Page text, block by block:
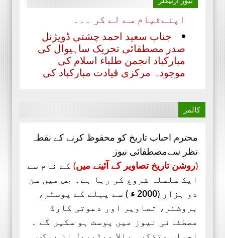
اپنےقیام سے لے کر ۔۔۔
جناب سعید احمد چشتی ڈویژنل
صدر مصطفائی تحریک ساہیوال کی
مبارکباد انجمن طلباء اسلام کی
موجودہ مرکزی قیادت مبارکباد کی
مستحق ہے۔ کہ جنہوں نے حیی علی
الفلاح،
کالمز
محترم احباب تاریخ کو محفوظ کرنے کے نقطہ
نظر سےمصطفائی نیوز
(روشن تاریخ تصاویر کے آئینے میں) کے نام سے
ایک سلسلہ شروع کر رہا ہے۔ جس میں سن
دو ہزار (2000 ء
) سے پہلے کے پوسٹر،
بروشئر، تصاویر اور دعوتی کارڈ
مصطفائی نیوز میں پوسٹ ہو سکیں گے ۔
احباب متذکرہ بالا میٹیریل ان باکس